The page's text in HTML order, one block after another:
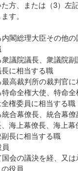
方、または（3）左
す。
閣総理大臣その他
議院議長、衆議院
に相当する職
高裁判所の裁判官
命全権大使、特命全
権委員に相当する職
合幕僚長、統合幕僚
海上幕僚長、海上
長に相当する職
会の議決を経、又
役員